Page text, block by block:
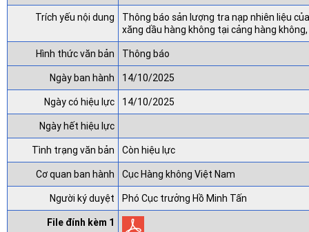
Trích yếu nội dung
Thông báo sản lượng tra nạp nhiên liệu
xăng dầu hàng không tại cảng hàng
Hình thức văn bản
Thông báo
Ngày ban hành
14/10/2025
Ngày có hiệu lực
14/10/2025
Ngày hết hiệu lực
Tình trạng văn bản
Còn hiệu lực
Cơ quan ban hành
Cục Hàng không Việt Nam
Người ký duyệt
Phó Cục trưởng Hồ Minh Tấn
File đính kèm 1